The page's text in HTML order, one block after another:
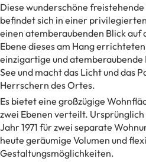
Diese wunderschöne
befindet sich in einer
einen atemberaubenden Blick auf
Ebene dieses am Hang
einzigartige und atemberaubende
See und macht das Licht und das
Herrschern des Ortes.
Es bietet eine großzügige
zwei Ebenen verteilt. Ursprünglich
Jahr 1971 für zwei separate
heute geräumige Volumen und
Gestaltungsmöglichkeiten.